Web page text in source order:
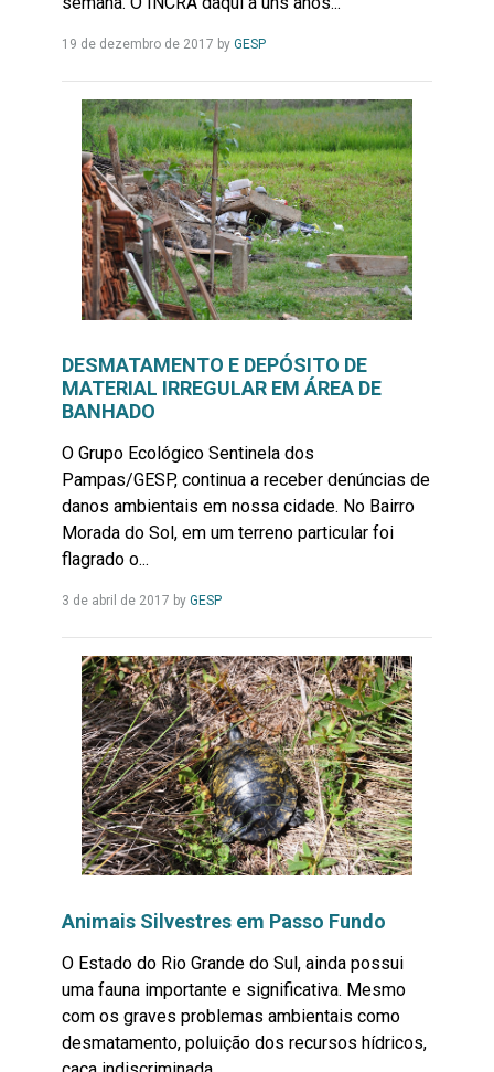
19 de dezembro de 2017 by GESPLeia
DESMATAMENTO E DEPÓSITO DE
MATERIAL IRREGULAR EM ÁREA DE
BANHADO
O Grupo Ecológico Sentinela dos
Pampas/GESP, continua a receber denúncias de
danos ambientais em nossa cidade. No Bairro
Morada do Sol, em um terreno particular foi
flagrado o...
3 de abril de 2017 by GESPLeia
Animais Silvestres em Passo Fundo
O Estado do Rio Grande do Sul, ainda possui
uma fauna importante e significativa. Mesmo
com os graves problemas ambientais como
desmatamento, poluição dos recursos hídricos,